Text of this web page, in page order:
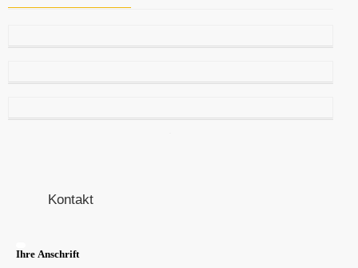
Kontakt
Ihre Anschrift